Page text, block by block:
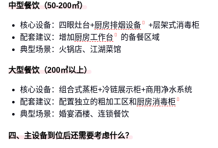
中型餐饮（50-200㎡）
核心设备：四眼灶台+厨房排烟设备
+层架式消毒柜
配套建议：增加厨房工作台
的备餐区域
典型场景：火锅店、江湖菜馆
大型餐饮（200㎡以上）
核心设备：组合式蒸柜+冷链展示柜+商用净水系统
配套建议：配置独立的粗加工区和厨房消毒柜
典型场景：婚宴酒楼、连锁餐饮
四、主设备到位后还需要考虑什么？